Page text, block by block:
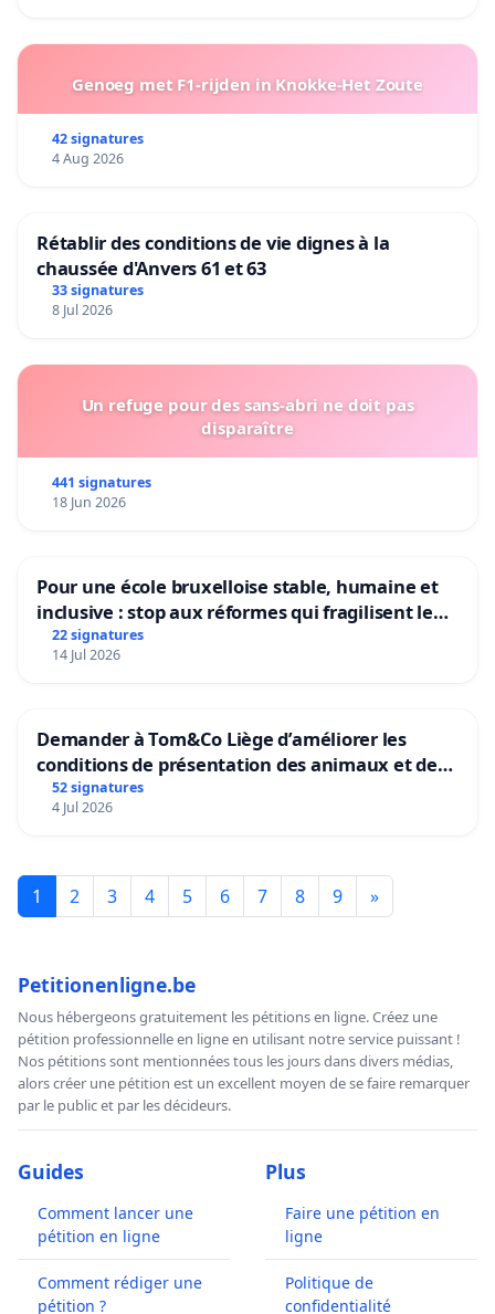
Genoeg met F1-rijden in Knokke-Het Zoute
42 signatures
4 Aug 2026
Rétablir des conditions de vie dignes à la
chaussée d'Anvers 61 et 63
33 signatures
8 Jul 2026
Un refuge pour des sans-abri ne doit pas
disparaître
441 signatures
18 Jun 2026
Pour une école bruxelloise stable, humaine et
inclusive : stop aux réformes qui fragilisent le
primaire
22 signatures
14 Jul 2026
Demander à Tom&Co Liège d’améliorer les
conditions de présentation des animaux et de
mettre fin à la vente d’animaux en magasin
52 signatures
4 Jul 2026
1 2 3 4 5 6 7 8 9 »
Petitionenligne.be
Nous hébergeons gratuitement les pétitions en ligne. Créez une
pétition professionnelle en ligne en utilisant notre service puissant !
Nos pétitions sont mentionnées tous les jours dans divers médias,
alors créer une pétition est un excellent moyen de se faire remarquer
par le public et par les décideurs.
Guides
Comment lancer une
pétition en ligne
Comment rédiger une
pétition ?
Plus
Faire une pétition en
ligne
Politique de
confidentialité